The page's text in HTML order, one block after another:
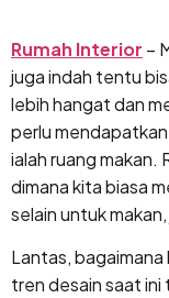
ke
konten
Rumah Interior –
juga indah tentu
lebih hangat dan
perlu
ialah ruang makan.
dimana kita biasa
selain untuk
Lantas,
tren desain saat